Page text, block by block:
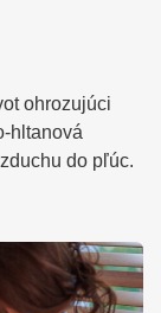
ohrozujúci
hltanová
do pľúc.